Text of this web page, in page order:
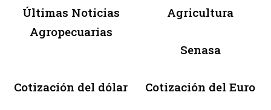
Últimas Noticias
Agropecuarias
Agricultura
Senasa
Cotización del dólar Cotización del Euro